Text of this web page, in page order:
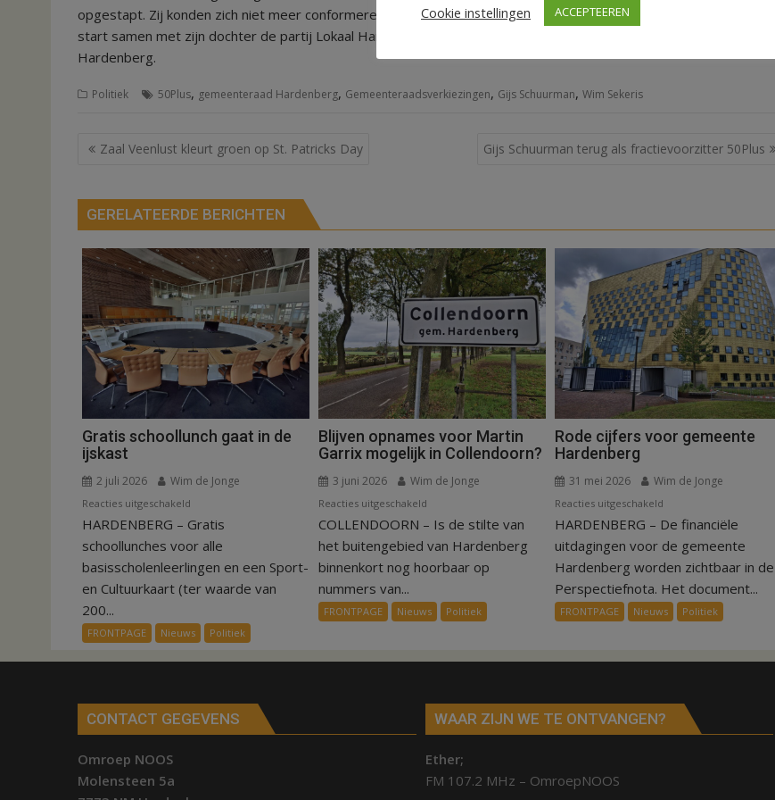
opgestapt. Zij konden zich niet meer conformeren met de ambities van de fractie. Gijs is dinsdag opgestapt en
start samen met zijn dochter de partij Lokaal Hardenberg op. Alleen Wim Sekeris is nu nog lid van 50Plus
Hardenberg.
Politiek 50Plus, gemeenteraad Hardenberg, Gemeenteraadsverkiezingen, Gijs Schuurman, Wim Sekeris
Bericht
Zaal Veenlust kleurt groen op St. Patricks Day Gijs Schuurman terug als fractievoorzitter 50Plus
GERELATEERDE BERICHTEN
Gratis schoollunch gaat in de
ijskast
2 juli 2026 Wim de Jonge
Reacties uitgeschakeld
Gratis
schoollunch
ijskast
HARDENBERG – Gratis
schoollunches voor alle
basisscholenleerlingen en een Sport-
en Cultuurkaart (ter waarde van
200...
FRONTPAGE Nieuws Politiek
Blijven opnames voor Martin
Garrix mogelijk in Collendoorn?
3 juni 2026 Wim de Jonge
Reacties uitgeschakeld
Blijven
opnames
voor
Garrix
mogelijk
Collendoorn?
COLLENDOORN – Is de stilte van
het buitengebied van Hardenberg
binnenkort nog hoorbaar op
nummers van...
FRONTPAGE Nieuws Politiek
Rode cijfers voor gemeente
Hardenberg
31 mei 2026 Wim de Jonge
Reacties uitgeschakeld
Rode
cijfers
voor
gemeente
Hardenberg
HARDENBERG – De financiële
uitdagingen voor de gemeente
Hardenberg worden zichtbaar in de
Perspectiefnota. Het document...
FRONTPAGE Nieuws Politiek
CONTACT GEGEVENS
Omroep NOOS
Molensteen 5a
WAAR ZIJN WE TE ONTVANGEN?
Ether;
FM 107.2 MHz – OmroepNOOS
Cookie instellingen
ACCEPTEEREN